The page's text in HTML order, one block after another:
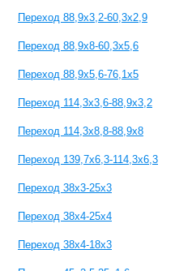
Переход 88,9x3,2-60,3x2,9
Переход 88,9x8-60,3x5,6
Переход 88,9x5,6-76,1x5
Переход 114,3x3,6-88,9x3,2
Переход 114,3x8,8-88,9x8
Переход 139,7x6,3-114,3x6,3
Переход 38х3-25х3
Переход 38х4-25х4
Переход 38х4-18х3